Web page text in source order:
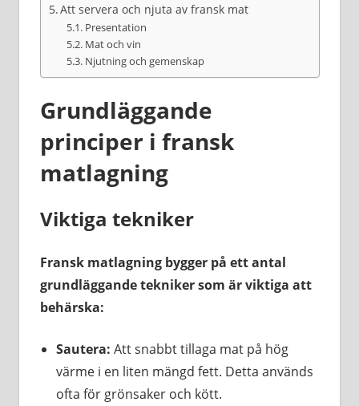
Att servera och njuta av fransk mat
Presentation
Mat och vin
Njutning och gemenskap
Grundläggande
principer i fransk
matlagning
Viktiga tekniker
Fransk matlagning bygger på ett antal
grundläggande tekniker som är viktiga att
behärska:
Sautera: Att snabbt tillaga mat på hög
värme i en liten mängd fett. Detta används
ofta för grönsaker och kött.